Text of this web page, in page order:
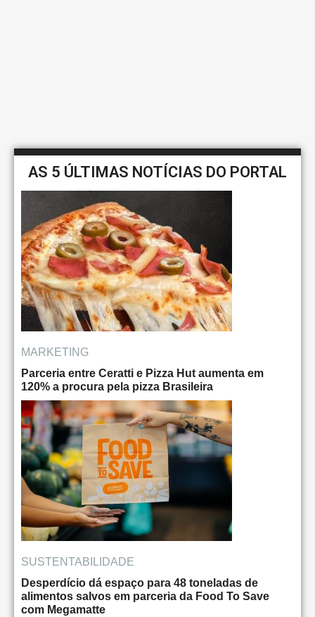
AS 5 ÚLTIMAS NOTÍCIAS DO PORTAL
MARKETING
Parceria entre Ceratti e Pizza Hut aumenta em
120% a procura pela pizza Brasileira
SUSTENTABILIDADE
Desperdício dá espaço para 48 toneladas de
alimentos salvos em parceria da Food To Save
com Megamatte